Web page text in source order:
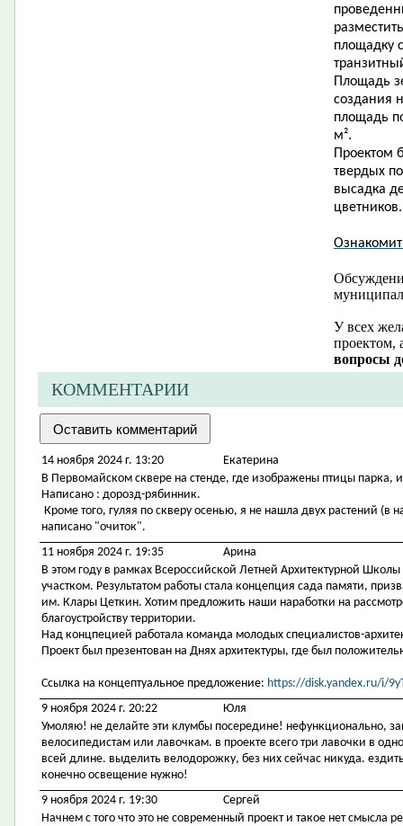
площадку
Площадь
создания
площадь
м².
Проектом
твердых
высадка
цветников.
У всех
проектом,
вопросы
КОММЕНТАРИИ
14 ноября 2024 г. 13:20
Екатерина
В Первомайском сквере на стенде, где изображены птицы парка,
Написано : дорозд-рябинник.
Кроме того, гуляя по скверу осенью, я не нашла двух растений (в
написано "очиток".
11 ноября 2024 г. 19:35
Арина
В этом году в рамках Всероссийской Летней Архитектурной
участком. Результатом работы стала концепция сада памяти,
им. Клары Цеткин. Хотим предложить наши наработки на
благоустройству территории.
Над концпецией работала команда молодых специалистов-
Проект был презентован на Днях архитектуры, где был
Ссылка на концептуальное предложение: https://disk.yandex.ru/i/
9 ноября 2024 г. 20:22
Юля
Умоляю! не делайте эти клумбы посередине! нефункционально,
велосипедистам или лавочкам. в проекте всего три лавочки в
всей длине. выделить велодорожку, без них сейчас никуда.
конечно освещение нужно!
9 ноября 2024 г. 19:30
Сергей
Начнем с того что это не современный проект и такое нет смысла